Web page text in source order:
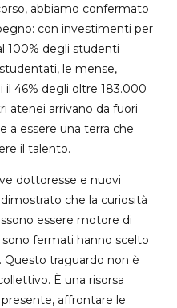
abbiamo confermato
con investimenti per
100% degli studenti
le mense,
il 46% degli oltre 183.000
atenei arrivano da fuori
a essere una terra che
il talento.
dottoresse e nuovi
che la curiosità
essere motore di
fermati hanno scelto
Questo traguardo non è
È una risorsa
affrontare le